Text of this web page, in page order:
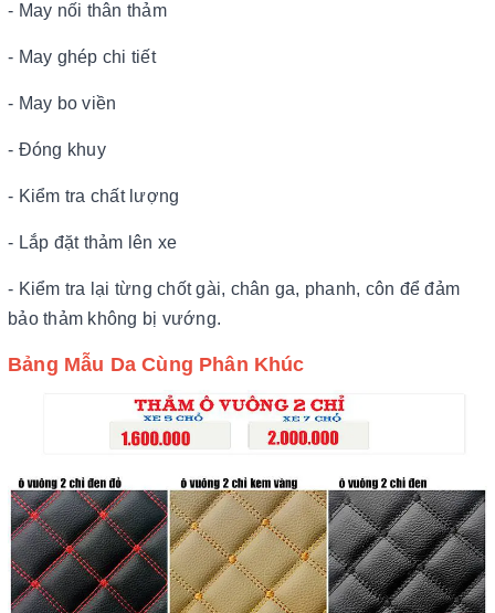
- May nối thân thảm
- May ghép chi tiết
- May bo viền
- Đóng khuy
- Kiểm tra chất lượng
- Lắp đặt thảm lên xe
- Kiểm tra lại từng chốt gài, chân ga, phanh, côn để đảm
bảo thảm không bị vướng.
Bảng Mẫu Da Cùng Phân Khúc